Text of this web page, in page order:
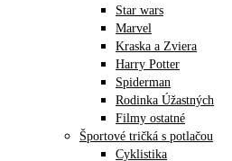
Star wars
Marvel
Kraska a Zviera
Harry Potter
Spiderman
Rodinka Úžastných
Filmy ostatné
Športové tričká s potlačou
Cyklistika